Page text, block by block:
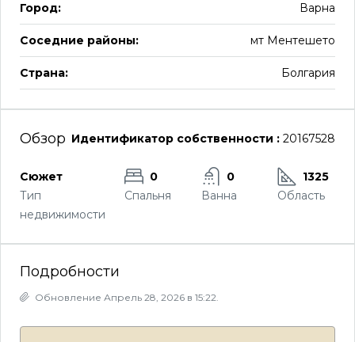
Город: Варна
Соседние районы: мт Ментешето
Страна: Болгария
Обзор Идентификатор собственности : 20167528
Сюжет
Тип
недвижимости
0
Спальня
0
Ванна
1325
Область
Подробности
Обновление Апрель 28, 2026 в 15:22.